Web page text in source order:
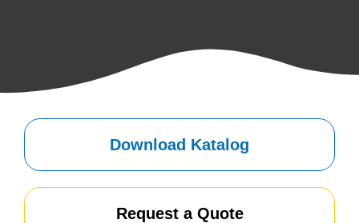
Download Katalog
Request a Quote